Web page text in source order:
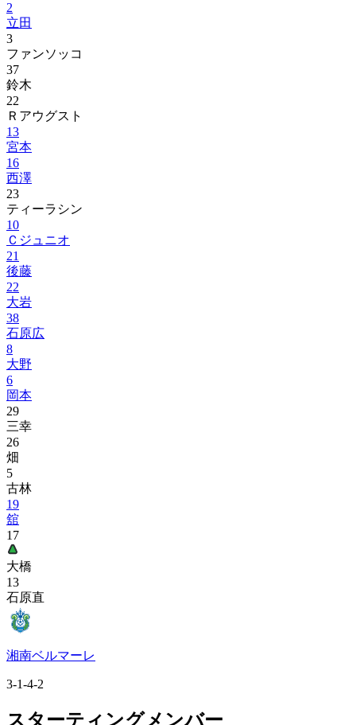
2
立田
3
ファンソッコ
37
鈴木
22
Ｒアウグスト
13
宮本
16
西澤
23
ティーラシン
10
Ｃジュニオ
21
後藤
22
大岩
38
石原広
8
大野
6
岡本
29
三幸
26
畑
5
古林
19
舘
17
大橋
13
石原直
湘南ベルマーレ
3-1-4-2
スターティングメンバー